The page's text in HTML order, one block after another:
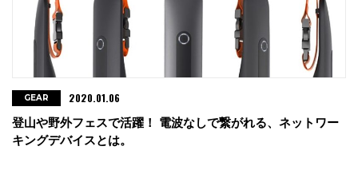
登山や野外フェスで活躍！ 電波なしで繋がれる、ネットワー
キングデバイスとは。
GEAR 2020.01.06